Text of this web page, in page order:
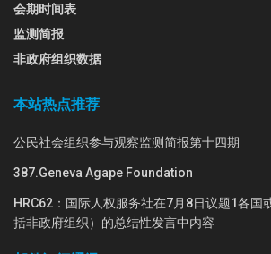
会期时间表
监测简报
非政府组织数据
本站热点推荐
公民社会组织参与观察监测简报第十四期
387.Geneva Agape Foundation
HRC62：国际人权服务社在7月8日议题1各国
括非政府组织）的总结性发言中内容